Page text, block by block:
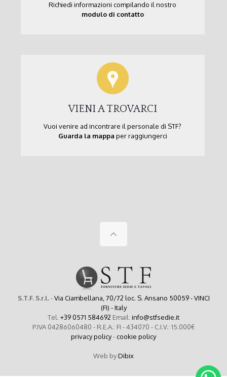
Richiedi informazioni compilando il nostro
modulo di contatto
VIENI A TROVARCI
Vuoi venire ad incontrare il personale di STF?
Guarda la mappa per raggiungerci
S.T.F. S.r.l.-Via Ciambellana, 70/72 loc. S. Ansano 50059 - VINCI
(FI) - Italy
Tel. +39 0571 584692 Email: info@stfsedie.it
P.IVA 04286060480 - R.E.A.: FI - 434070 - C.I.V.: 15.000€
privacy policy- cookie policy
Web byDibix